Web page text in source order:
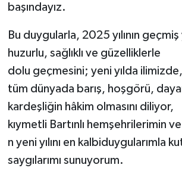
başındayız.
Bu duygularla, 2025 yılının
huzurlu, sağlıklı ve güzelliklerle
dolu geçmesini; yeni yılda
tüm dünyada barış, hoşgörü,
kardeşliğin hâkim olmasını diliyor,
kıymetli Bartınlı hemşehrilerimin
n yeni yılını en kalbiduygularımla
saygılarımı sunuyorum.